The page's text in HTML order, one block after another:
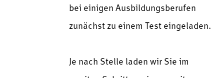
bei einigen Ausbildungsberufen
zunächst zu einem Test eingeladen.
Je nach Stelle laden wir Sie im